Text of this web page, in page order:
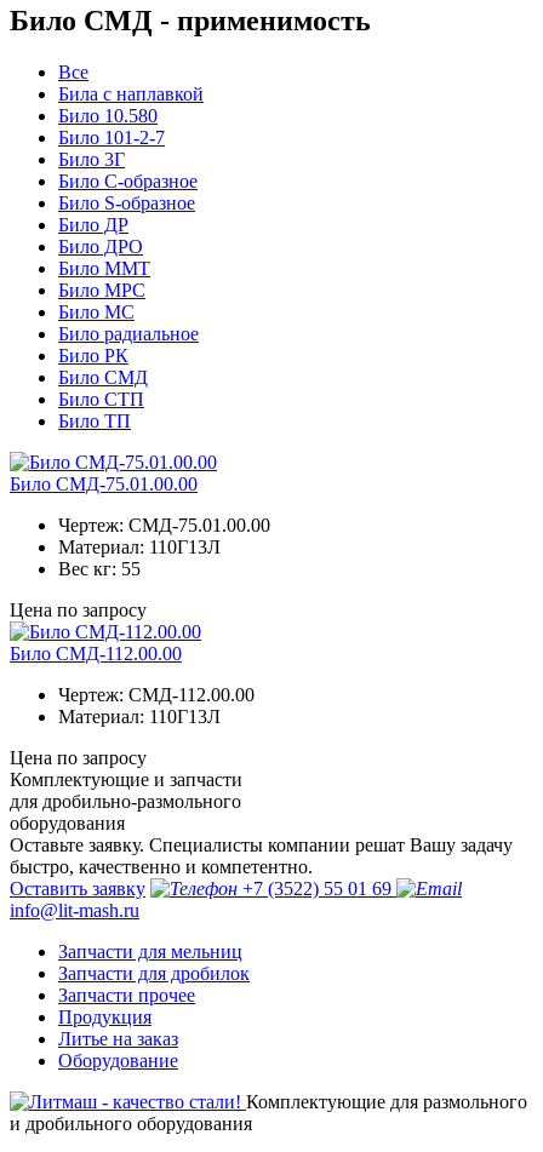
Било СМД - применимость
Все
Била с наплавкой
Било 10.580
Било 101-2-7
Било 3Г
Било C-образное
Било S-образное
Било ДР
Било ДРО
Било ММТ
Било МРС
Било МС
Било радиальное
Било РК
Било СМД
Било СТП
Било ТП
Било СМД-75.01.00.00
Чертеж: СМД-75.01.00.00
Материал: 110Г13Л
Вес кг: 55
Цена по запросу
Било СМД-112.00.00
Чертеж: СМД-112.00.00
Материал: 110Г13Л
Цена по запросу
Комплектующие и запчасти
для дробильно-размольного
оборудования
Оставьте заявку. Специалисты компании решат Вашу задачу
быстро, качественно и компетентно.
Оставить заявку
+7 (3522) 55 01 69
info@lit-mash.ru
Запчасти для мельниц
Запчасти для дробилок
Запчасти прочее
Продукция
Литье на заказ
Оборудование
Комплектующие для размольного
и дробильного оборудования